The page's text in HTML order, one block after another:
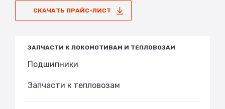
СКАЧАТЬ ПРАЙС-ЛИСТ
ЗАПЧАСТИ К ЛОКОМОТИВАМ И ТЕПЛОВОЗАМ
Подшипники
Запчасти к тепловозам